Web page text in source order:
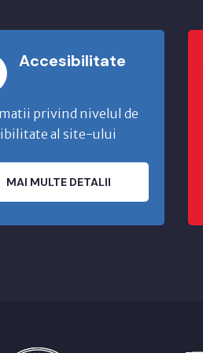
Accesibilitate
privind nivelul de
al site-ului
MAI MULTE DETALII